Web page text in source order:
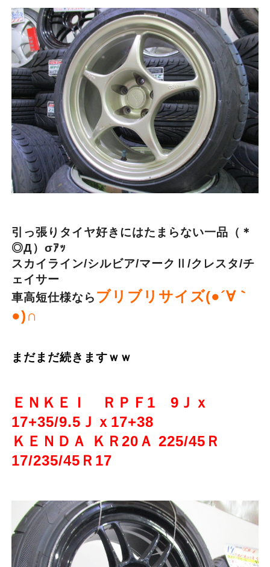
引っ張りタイヤ好きにはたまらない一品（＊
◎Д）σｱｯ
スカイライン/シルビア/マークⅡ/クレスタ/チ
ェイサー
車高短仕様なら ブリブリサイズ(●´∀｀
●)∩
まだまだ続きますｗｗ
ＥＮＫＥＩ ＲＰＦ1 9Ｊｘ
17+35/9.5Ｊｘ17+38
ＫＥＮＤＡ ＫＲ20Ａ 225/45Ｒ
17/235/45Ｒ17